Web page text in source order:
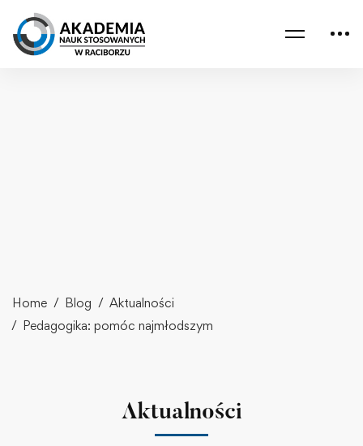
Home Blog
Aktualności
Pedagogika: pomóc najmłodszym
Aktualności